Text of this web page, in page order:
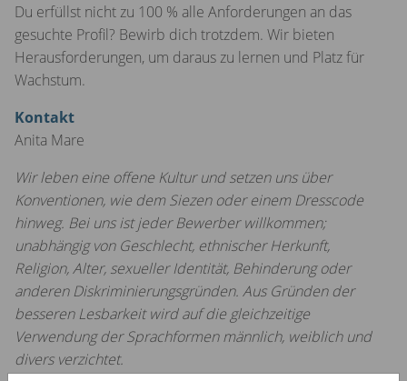
Gute Deutsch- und Polnischkenntnisse (Englisch ist ein
Plus) sowie EDV-Anwenderkenntnisse (wie Google
Sheets, Word und Excel)
Du erfüllst nicht zu 100 % alle Anforderungen an das
gesuchte Profil? Bewirb dich trotzdem. Wir bieten
Herausforderungen, um daraus zu lernen und Platz für
Wachstum.
Kontakt
Anita Mare
Wir leben eine offene Kultur und setzen uns über
Konventionen, wie dem Siezen oder einem Dresscode
hinweg. Bei uns ist jeder Bewerber willkommen;
unabhängig von Geschlecht, ethnischer Herkunft,
Religion, Alter, sexueller Identität, Behinderung oder
anderen Diskriminierungsgründen. Aus Gründen der
besseren Lesbarkeit wird auf die gleichzeitige
Verwendung der Sprachformen männlich, weiblich und
divers verzichtet.